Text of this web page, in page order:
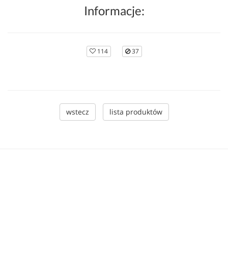
Informacje:
114 37
wstecz lista produktów